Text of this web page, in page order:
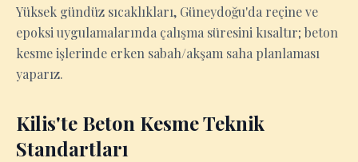
Yüksek gündüz sıcaklıkları, Güneydoğu'da reçine ve
epoksi uygulamalarında çalışma süresini kısaltır; beton
kesme işlerinde erken sabah/akşam saha planlaması
yaparız.
Kilis'te Beton Kesme Teknik
Standartları